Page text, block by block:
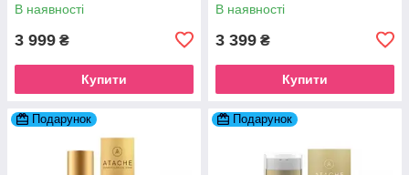
В наявності
3 999 ₴
Купити
В наявності
3 399 ₴
Купити
Подарунок Подарунок